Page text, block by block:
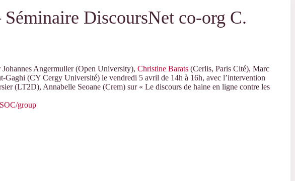
DiscoursNet co-org C.
Angermuller (Open University), Christine Barats (Cerlis, Paris Cité), Marc
Gaghi (CY Cergy Université) le vendredi 5 avril de 14h à 16h, avec l’intervention
(LT2D), Annabelle Seoane (Crem) sur « Le discours de haine en ligne contre les
group